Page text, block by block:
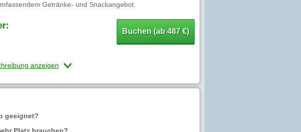
Getränke- und Snackangebot.
Buchen (ab 487 €)
anzeigen
geeignet?